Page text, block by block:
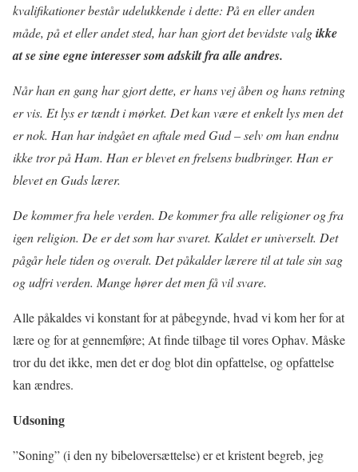
kvalifikationer består udelukkende i dette: På en eller anden
måde, på et eller andet sted, har han gjort det bevidste valgikke
at se sine egne interesser som adskilt fra alle andres.
Når han en gang har gjort dette, er hans vej åben og hans retning
er vis. Et lys er tændt i mørket. Det kan være et enkelt lys men det
er nok. Han har indgået en aftale med Gud – selv om han endnu
ikke tror på Ham. Han er blevet en frelsens budbringer. Han er
blevet en Guds lærer.
De kommer fra hele verden. De kommer fra alle religioner og fra
igen religion. De er det som har svaret. Kaldet er universelt. Det
pågår hele tiden og overalt. Det påkalder lærere til at tale sin sag
og udfri verden. Mange hører det men få vil svare.
Alle påkaldes vi konstant for at påbegynde, hvad vi kom her for at
lære og for at gennemføre; At finde tilbage til vores Ophav. Måske
tror du det ikke, men det er dog blot din opfattelse, og opfattelse
kan ændres.
Udsoning
”Soning” (i den ny bibeloversættelse) er et kristent begreb, jeg